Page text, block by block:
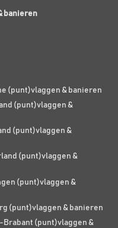
banieren
(punt)vlaggen & banieren
(punt)vlaggen &
(punt)vlaggen &
(punt)vlaggen &
(punt)vlaggen &
(punt)vlaggen & banieren
Brabant (punt)vlaggen &